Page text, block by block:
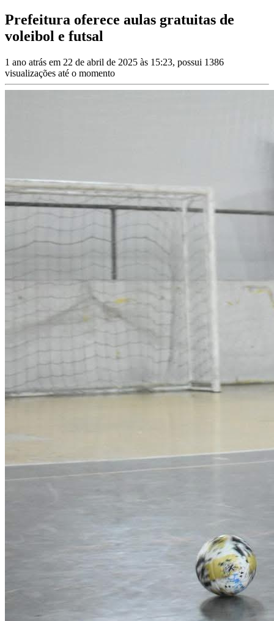
Prefeitura oferece aulas gratuitas de
voleibol e futsal
1 ano atrás em 22 de abril de 2025 às 15:23, possui 1386
visualizações até o momento